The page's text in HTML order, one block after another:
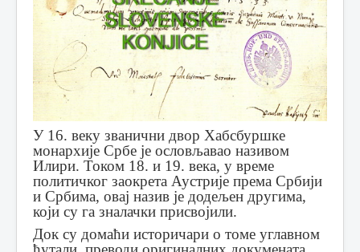
У 16. веку званични двор Хабсбуршке
монархије Србе је ословљавао називом
Илири. Током 18. и 19. века, у време
политичког заокрета Аустрије према Србији
и Србима, овај назив је додељен другима,
који су га зналачки присвојили.
Док су домаћи историчари о томе углавном